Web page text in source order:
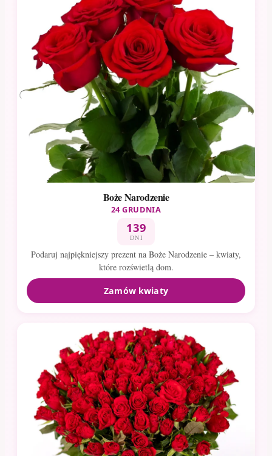
Boże Narodzenie
24 GRUDNIA
139
DNI
Podaruj najpiękniejszy prezent na Boże Narodzenie – kwiaty,
które rozświetlą dom.
Zamów kwiaty